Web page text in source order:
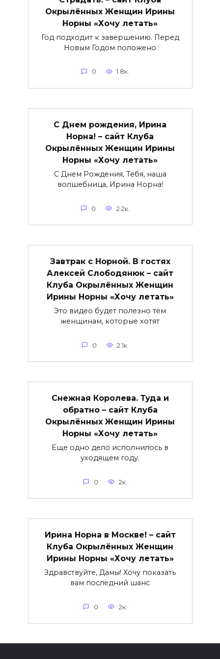
Окрылённых Женщин Ирины
Норны «Хочу летать»
Год подходит к завершению. Перед
Новым Годом положено
0 1.8к.
С Днем рождения, Ирина
Норна! – сайт Клуба
Окрылённых Женщин Ирины
Норны «Хочу летать»
С Днем Рождения, Тебя, наша
волшебница, Ирина Норна!
0 2.2к.
Завтрак с Норной. В гостях
Алексей Слободянюк – сайт
Клуба Окрылённых Женщин
Ирины Норны «Хочу летать»
Это видео будет полезно тем
женщинам, которые хотят
0 2.1к.
Снежная Королева. Туда и
обратно – сайт Клуба
Окрылённых Женщин Ирины
Норны «Хочу летать»
Еще одно дело исполнилось в
уходящем году.
0 2к.
Ирина Норна в Москве! – сайт
Клуба Окрылённых Женщин
Ирины Норны «Хочу летать»
Здравствуйте, Дамы! Хочу показать
вам последний шанс
0 2к.